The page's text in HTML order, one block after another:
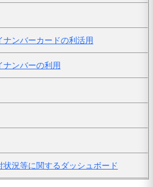
ンバーカードの利活用
ナンバーの利用
況等に関するダッシュボード